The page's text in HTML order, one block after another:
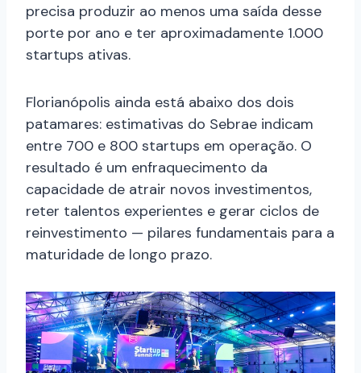
precisa produzir ao menos uma saída desse
porte por ano e ter aproximadamente 1.000
startups ativas.
Florianópolis ainda está abaixo dos dois
patamares: estimativas do Sebrae indicam
entre 700 e 800 startups em operação. O
resultado é um enfraquecimento da
capacidade de atrair novos investimentos,
reter talentos experientes e gerar ciclos de
reinvestimento — pilares fundamentais para a
maturidade de longo prazo.